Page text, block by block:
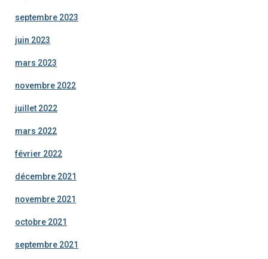
septembre 2023
juin 2023
mars 2023
novembre 2022
juillet 2022
mars 2022
février 2022
décembre 2021
novembre 2021
octobre 2021
septembre 2021